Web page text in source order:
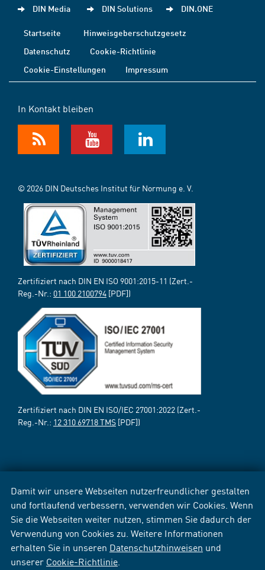
Damit wir unsere Webseiten nutzerfreundlicher gestalten
und fortlaufend verbessern, verwenden wir Cookies. Wenn
Sie die Webseiten weiter nutzen, stimmen Sie dadurch der
Verwendung von Cookies zu. Weitere Informationen
erhalten Sie in unseren Datenschutzhinweisen und
unserer Cookie-Richtlinie
DIN Media DIN Solutions DIN.ONE
Startseite
Hinweisgeberschutzgesetz
Datenschutz
Cookie-Richtlinie
Cookie-Einstellungen
Impressum
In Kontakt bleiben
© 2026 DIN Deutsches Institut für Normung e. V.
Zertifiziert nach DIN EN ISO 9001:2015-11 (Zert.-
Reg.-Nr.: 01 100 2100794 [PDF])
Zertifiziert nach DIN EN ISO/IEC 27001:2022 (Zert.-
Reg.-Nr.: 12 310 69718 TMS [PDF])